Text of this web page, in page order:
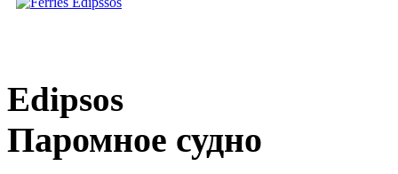
Edipsos
Паромное судно